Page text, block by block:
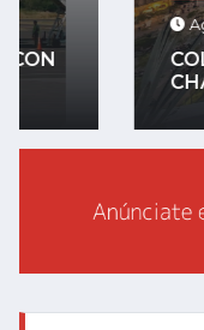
Ago 08, 2026
COLEGIO